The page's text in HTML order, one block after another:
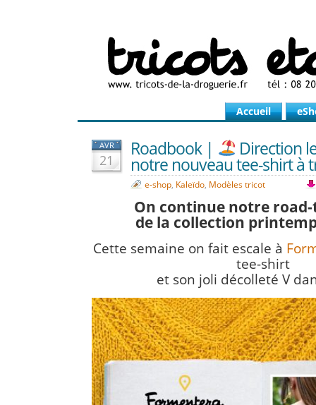
Accueil
AVR
21
Roadbook | Direction
notre nouveau tee-shirt à
e-shop Kaleïdo Modèles tricot
On continue notre
de la collection
Cette semaine on fait escale à
tee-shirt
et son joli décolleté V